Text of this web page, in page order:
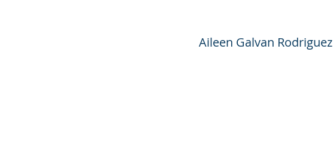
Aileen Galvan Rodriguez